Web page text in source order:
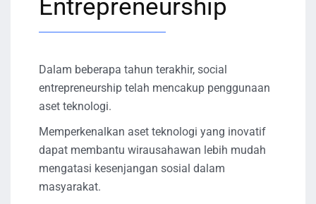
Entrepreneurship
Dalam beberapa tahun terakhir, social
entrepreneurship telah mencakup penggunaan
aset teknologi.
Memperkenalkan aset teknologi yang inovatif
dapat membantu wirausahawan lebih mudah
mengatasi kesenjangan sosial dalam
masyarakat.